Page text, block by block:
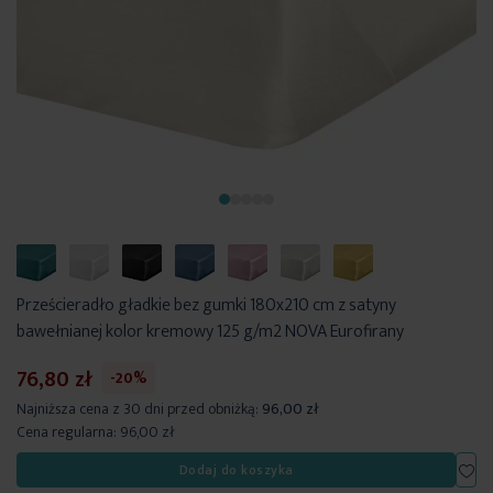
Prześcieradło gładkie bez gumki 180x210 cm z satyny
bawełnianej kolor kremowy 125 g/m2 NOVA Eurofirany
76,80 zł
-20%
Najniższa cena z 30 dni przed obniżką: 96,00 zł
Cena regularna: 96,00 zł
Dodaj do koszyka